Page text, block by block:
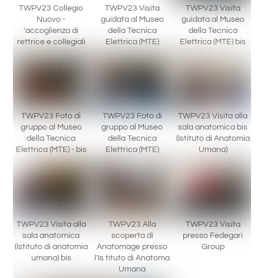
TWPV23 Collegio
Nuovo -
'accoglienza di
rettrice e collegiali
TWPV23 Visita
guidata al Museo
della Tecnica
Elettrica (MTE)
TWPV23 Visita
guidata al Museo
della Tecnica
Elettrica (MTE) bis
TWPV23 Foto di
gruppo al Museo
della Tecnica
Elettrica (MTE) - bis
TWPV23 Foto di
gruppo al Museo
della Tecnica
Elettrica (MTE)
TWPV23 Visita alla
sala anatomica bis
(Istituto di Anatomia
Umana)
TWPV23 Visita alla
sala anatomica
(Istituto di anatomia
umana) bis
TWPV23 Alla
scoperta di
Anatomage presso
l'Is tituto di Anatoma
Umana
TWPV23 Visita
presso Fedegari
Group